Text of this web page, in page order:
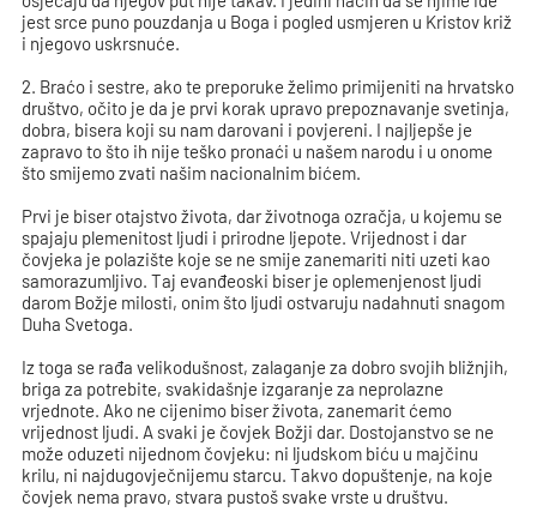
jest srce puno pouzdanja u Boga i pogled usmjeren u Kristov križ
i njegovo uskrsnuće.
2. Braćo i sestre, ako te preporuke želimo primijeniti na hrvatsko
društvo, očito je da je prvi korak upravo prepoznavanje svetinja,
dobra, bisera koji su nam darovani i povjereni. I najljepše je
zapravo to što ih nije teško pronaći u našem narodu i u onome
što smijemo zvati našim nacionalnim bićem.
Prvi je biser otajstvo života, dar životnoga ozračja, u kojemu se
spajaju plemenitost ljudi i prirodne ljepote. Vrijednost i dar
čovjeka je polazište koje se ne smije zanemariti niti uzeti kao
samorazumljivo. Taj evanđeoski biser je oplemenjenost ljudi
darom Božje milosti, onim što ljudi ostvaruju nadahnuti snagom
Duha Svetoga.
Iz toga se rađa velikodušnost, zalaganje za dobro svojih bližnjih,
briga za potrebite, svakidašnje izgaranje za neprolazne
vrjednote. Ako ne cijenimo biser života, zanemarit ćemo
vrijednost ljudi. A svaki je čovjek Božji dar. Dostojanstvo se ne
može oduzeti nijednom čovjeku: ni ljudskom biću u majčinu
krilu, ni najdugovječnijemu starcu. Takvo dopuštenje, na koje
čovjek nema pravo, stvara pustoš svake vrste u društvu.